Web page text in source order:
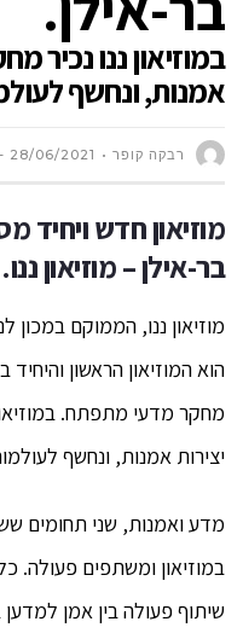
במוזיאון ננו נכיר
אמנות, ונחשף
רבקה קופר 28/06/2021 – י״ח בתמוז ה׳תשפ״א
מוזיאון חדש ויחיד
בר-אילן – מוזיאון ננו.
מוזיאון ננו, הממוקם במכון
הוא המוזיאון הראשון
מחקר מדעי מתפתח.
יצירות אמנות, ונחשף
מדע ואמנות, שני תחומים
במוזיאון ומשתפים פעולה.
שיתוף פעולה בין אמן למדען